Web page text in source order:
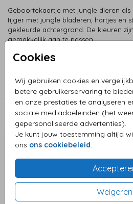
Cookies
Wij gebruiken cookies en
betere gebruikerservaring te
en onze prestaties te analyseren
sociale mediadoeleinden (het
gepersonaliseerde advertenties).
Je kunt jouw toestemming altijd
ons ons cookiebeleid
Weigeren
Geboortekaartje met jungle dieren
tijger met jungle bladeren, hartjes en
gekleurde achtergrond. De kleuren
gemakkelijk aan te passen.
Neutraal
Aanbevolen